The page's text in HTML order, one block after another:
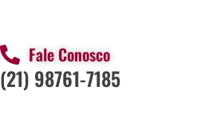
Fale Conosco
(21) 98761-7185